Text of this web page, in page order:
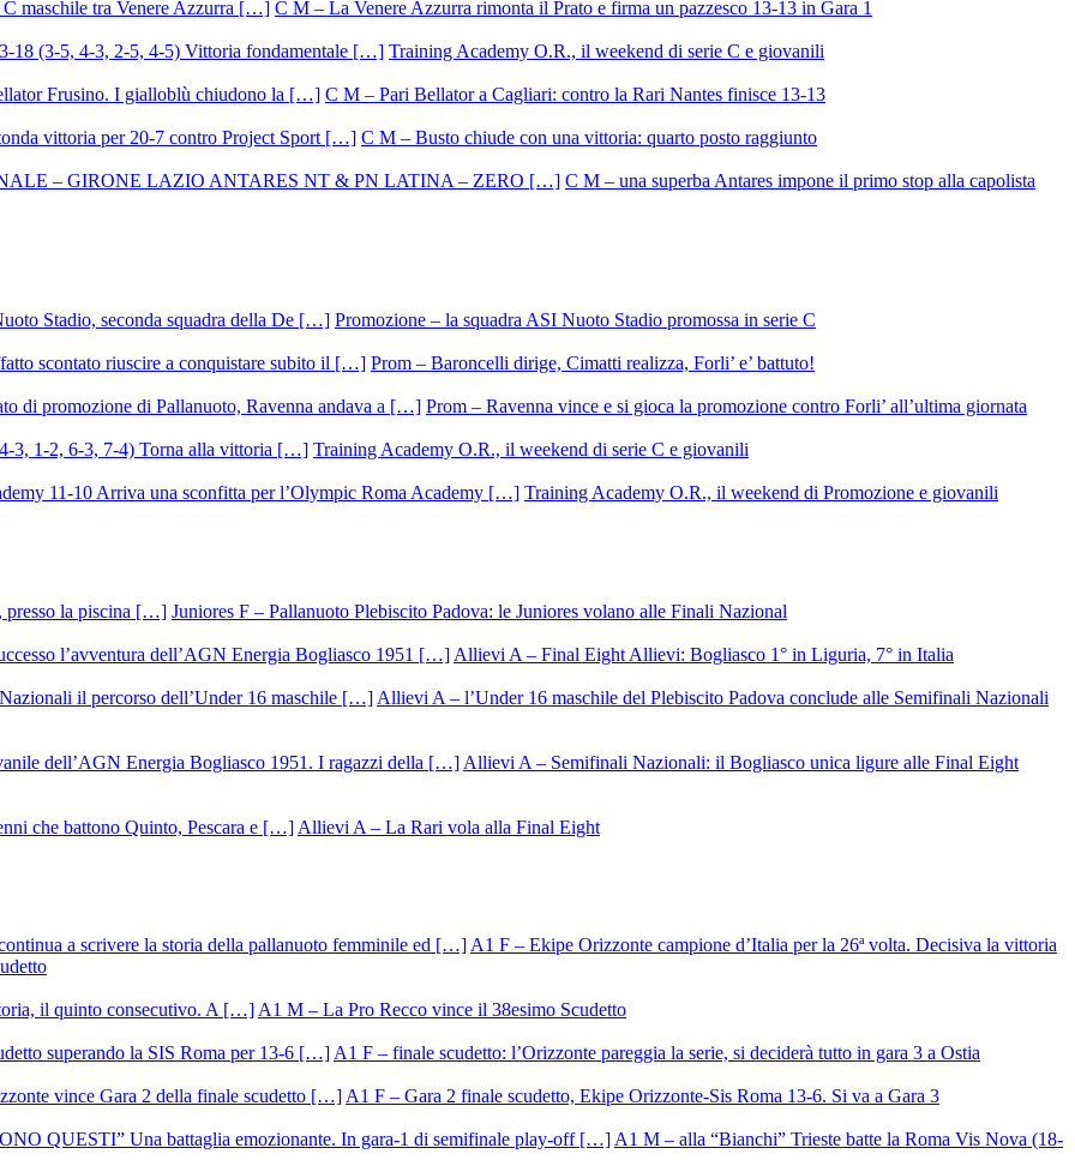
C M – La Venere Azzurra rimonta il Prato e firma un pazzesco 13-13 in Gara 1
Training Academy O.R., il weekend di serie C e giovanili
C M – Pari Bellator a Cagliari: contro la Rari Nantes finisce 13-13
C M – Busto chiude con una vittoria: quarto posto raggiunto
C M – una superba Antares impone il primo stop alla capolista
Promozione – la squadra ASI Nuoto Stadio promossa in serie C
Prom – Baroncelli dirige, Cimatti realizza, Forli’ e’ battuto!
Prom – Ravenna vince e si gioca la promozione contro Forli’ all’ultima giornata
Training Academy O.R., il weekend di serie C e giovanili
Training Academy O.R., il weekend di Promozione e giovanili
Juniores F – Pallanuoto Plebiscito Padova: le Juniores volano alle Finali Nazional
Allievi A – Final Eight Allievi: Bogliasco 1° in Liguria, 7° in Italia
Allievi A – l’Under 16 maschile del Plebiscito Padova conclude alle Semifinali Nazionali
Allievi A – Semifinali Nazionali: il Bogliasco unica ligure alle Final Eight
Allievi A – La Rari vola alla Final Eight
A1 F – Ekipe Orizzonte campione d’Italia per la 26ª volta. Decisiva la vittoria
A1 M – La Pro Recco vince il 38esimo Scudetto
A1 F – finale scudetto: l’Orizzonte pareggia la serie, si deciderà tutto in gara 3 a Ostia
A1 F – Gara 2 finale scudetto, Ekipe Orizzonte-Sis Roma 13-6. Si va a Gara 3
A1 M – alla “Bianchi” Trieste batte la Roma Vis Nova (18-